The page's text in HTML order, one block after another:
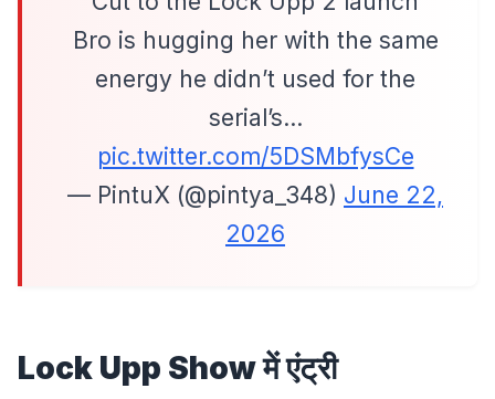
Bro is hugging her with the same
energy he didn’t used for the
serial’s…
pic.twitter.com/5DSMbfysCe
— PintuX (@pintya_348) June 22,
2026
Lock Upp Show में एंट्री